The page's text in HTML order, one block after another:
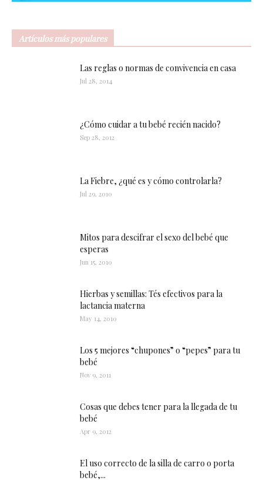
Artículos más populares
Las reglas o normas de convivencia en casa
Jul 28, 2014
¿Cómo cuidar a tu bebé recién nacido?
Sep 28, 2012
La Fiebre, ¿qué es y cómo controlarla?
Jul 29, 2010
Mitos para descifrar el sexo del bebé que
esperas
Jun 15, 2010
Hierbas y semillas: Tés efectivos para la
lactancia materna
May 14, 2010
Los 5 mejores “chupones” o “pepes” para tu
bebé
Nov 9, 2011
Cosas que debes tener para la llegada de tu
bebé
Apr 9, 2012
El uso correcto de la silla de carro o porta
bebé,...